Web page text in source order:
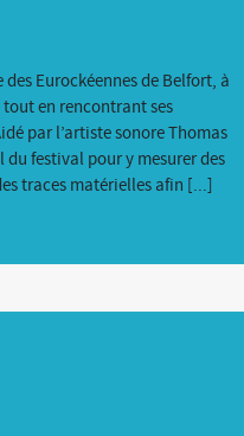
des Eurockéennes de Belfort, à
en rencontrant ses
par l’artiste sonore Thomas
festival pour y mesurer des
traces matérielles afin [...]